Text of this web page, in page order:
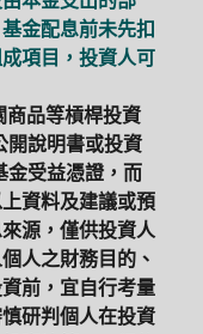
金配息前未先扣
項目，投資人可
商品等槓桿投資
開說明書或投資
金受益憑證，而
資料及建議或預
源，僅供投資人
人之財務目的、
前，宜自行考量
研判個人在投資